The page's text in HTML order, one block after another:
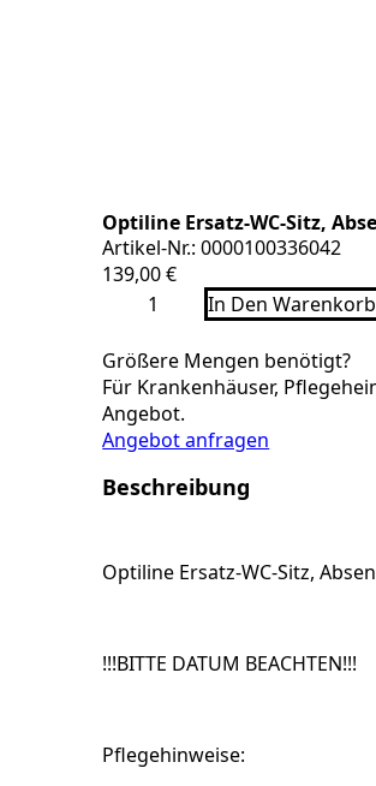
Optiline Ersatz-WC-Sitz,
Artikel-Nr.: 0000100336042
139,00€
Optiline
Ersatz-
Sitz,
Absenkautomatik
zu
WWC-
SET
OL
bis
In Den Warenkorb
Größere Mengen benötigt?
Für Krankenhäuser,
Angebot.
Angebot anfragen
Beschreibung
Optiline Ersatz-WC-Sitz,
!!!BITTE DATUM BEACHTEN!!!
Pflegehinweise: